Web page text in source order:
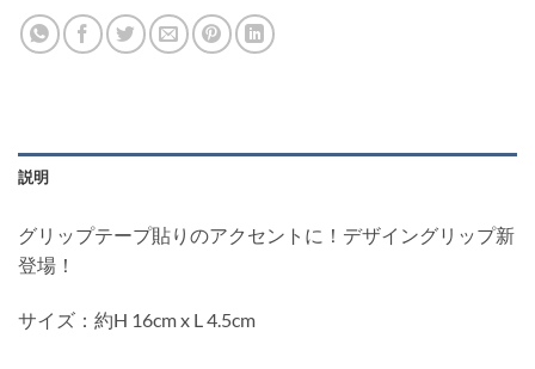
説明
グリップテープ貼りのアクセントに！デザイングリップ新
登場！
サイズ：約H 16cm x L 4.5cm